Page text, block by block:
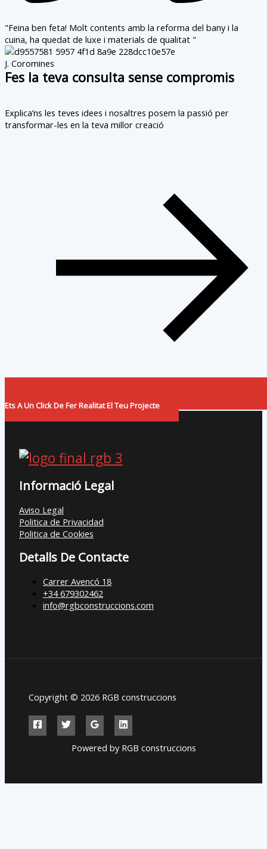
"Feina ben feta! Molt contents amb la reforma del bany i la
cuina, ha quedat de luxe i materials de qualitat "
J. Coromines
Fes la teva consulta sense compromis
Explica’ns les teves idees i nosaltres posem la passió per
transformar-les en la teva millor creació
Ets A Un Click De Fer Realitat El Teu Projecte
Informació Legal
Aviso Legal
Politica de Privacidad
Politica de Cookies
Detalls De Contacte
Carrer Avencó 18
+34 679302462
info@rgbconstruccions.com
Copyright © 2026 RGB construccions
Powered by RGB construccions